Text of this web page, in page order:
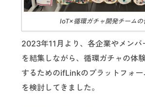
IoT×循環ガチャ開発チームの
2023年11月より、各企業やメンバ
を結集しながら、循環ガチャの体
するためのifLinkのプラットフォー
を検討してきました。